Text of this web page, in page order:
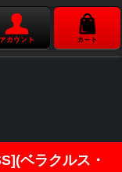
ベラクルス・